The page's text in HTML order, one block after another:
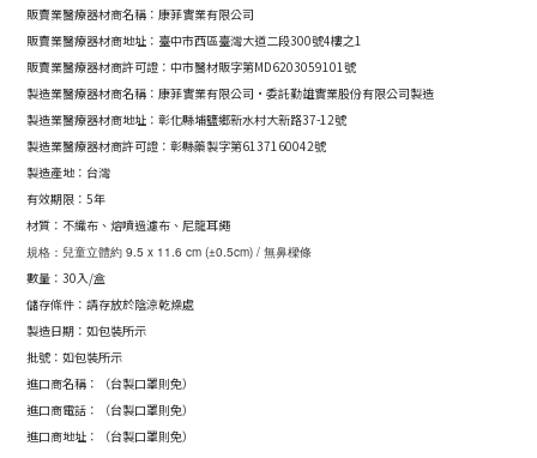
販賣業醫療器材商名稱：康菲實業有限公司
販賣業醫療器材商地址： 臺中市西區臺灣大道二段300號4樓之1
販賣業醫療器材商許可證： 中市醫材販字第MD6203059101號
製造業醫療器材商名稱：康菲實業有限公司·委託勤雄實業股份有限公司製造
製造業醫療器材商地址：彰化縣埔鹽鄉新水村大新路37-12號
製造業醫療器材商許可證：彰縣藥製字第6137160042號
製造產地：台灣
有效期限：5年
材質：不織布、熔噴過濾布、尼龍耳繩
規格：兒童立體約 9.5 x 11.6 cm (±0.5cm) / 無鼻樑條
數量：30入/盒
儲存條件：請存放於陰涼乾燥處
製造日期：如包裝所示
批號：如包裝所示
進口商名稱：（台製口罩則免）
進口商電話：（台製口罩則免）
進口商地址：（台製口罩則免）